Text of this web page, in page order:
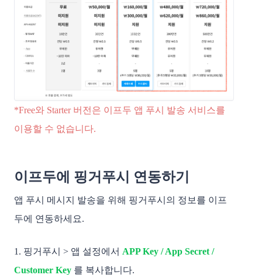
*Free와 Starter 버전은 이프두 앱 푸시 발송 서비스를
이용할 수 없습니다.
이프두에 핑거푸시 연동하기
앱 푸시 메시지 발송을 위해 핑거푸시의 정보를 이프
두에 연동하세요.
1. 핑거푸시 > 앱 설정에서 APP Key / App Secret /
Customer Key 를 복사합니다.